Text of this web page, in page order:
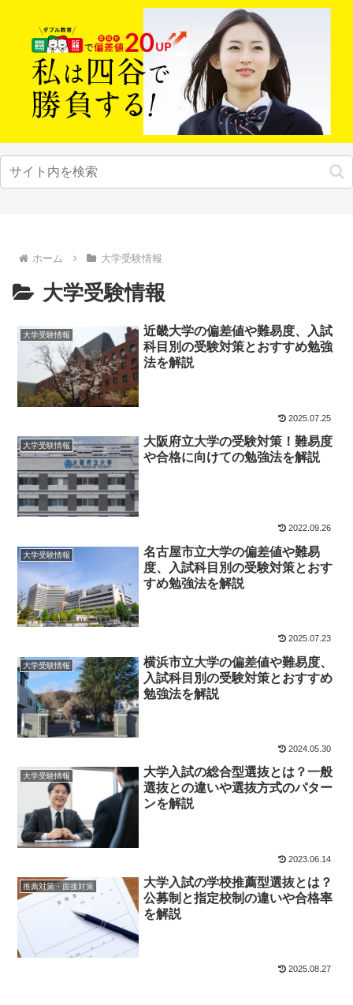
ホーム 大学受験情報
大学受験情報
大学受験情報
近畿大学の偏差値や難易度、入試
科目別の受験対策とおすすめ勉強
法を解説
2025.07.25
大学受験情報
大阪府立大学の受験対策！難易度
や合格に向けての勉強法を解説
2022.09.26
大学受験情報
名古屋市立大学の偏差値や難易
度、入試科目別の受験対策とおす
すめ勉強法を解説
2025.07.23
大学受験情報
横浜市立大学の偏差値や難易度、
入試科目別の受験対策とおすすめ
勉強法を解説
2024.05.30
大学受験情報
大学入試の総合型選抜とは？一般
選抜との違いや選抜方式のパター
ンを解説
2023.06.14
推薦対策・面接対策
大学入試の学校推薦型選抜とは？
公募制と指定校制の違いや合格率
を解説
2025.08.27